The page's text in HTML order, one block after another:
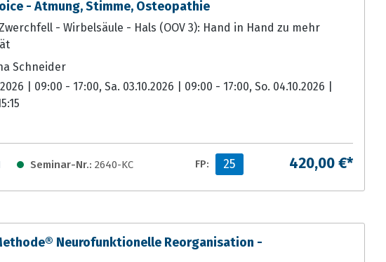
- Atmung, Stimme, Osteopathie
- Wirbelsäule - Hals (OOV 3): Hand in Hand zu mehr
Schneider
| 09:00 - 17:00, Sa. 03.10.2026 | 09:00 - 17:00, So. 04.10.2026 |
Seminar-Nr.: 2640-KC FP: 25 420,00 €*
Neurofunktionelle Reorganisation -